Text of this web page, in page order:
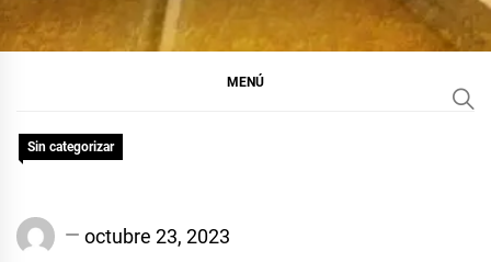
MENÚ
Sin categorizar
Edison
octubre 23, 2023